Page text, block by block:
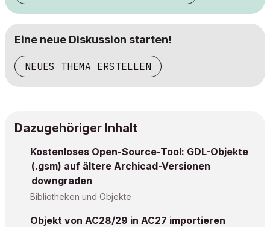
Eine neue Diskussion starten!
NEUES THEMA ERSTELLEN
Dazugehöriger Inhalt
Kostenloses Open-Source-Tool: GDL-Objekte
(.gsm) auf ältere Archicad-Versionen
downgraden
Bibliotheken und Objekte
Objekt von AC28/29 in AC27 importieren